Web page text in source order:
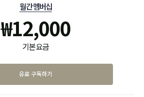
월간 멤버십
₩12,000
기본 요금
유료 구독하기